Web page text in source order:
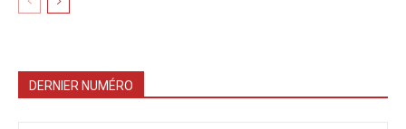
DERNIER NUMÉRO